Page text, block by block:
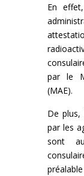
En
par le
(MAE).
De plus,
par les
sont